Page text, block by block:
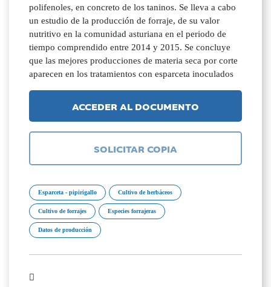
polifenoles, en concreto de los taninos. Se lleva a cabo
un estudio de la producción de forraje, de su valor
nutritivo en la comunidad asturiana en el periodo de
tiempo comprendido entre 2014 y 2015. Se concluye
que las mejores producciones de materia seca por corte
aparecen en los tratamientos con esparceta inoculados
ACCEDER AL DOCUMENTO
SOLICITAR COPIA
Esparceta - pipirigallo Cultivo de herbáceos
Cultivo de forrajes Especies forrajeras
Datos de producción